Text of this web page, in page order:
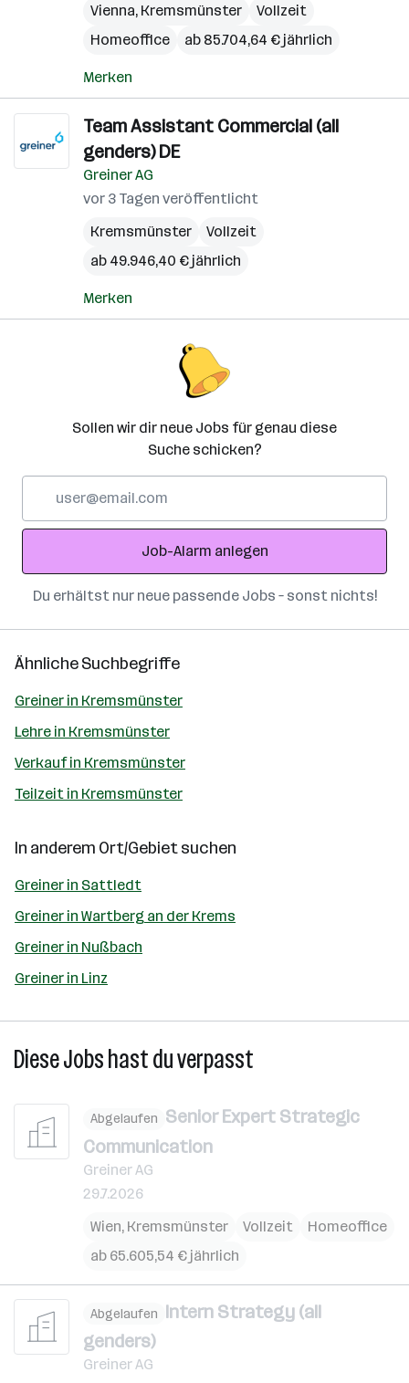
Vienna, Kremsmünster
Vollzeit
Homeoffice
ab 85.704,64 € jährlich
Merken
Team Assistant Commercial (all
genders) DE
Greiner AG
vor 3 Tagen veröffentlicht
Kremsmünster
Vollzeit
ab 49.946,40 € jährlich
Merken
Sollen wir dir neue Jobs für genau diese
Suche schicken?
Adresse
Job-Alarm anlegen
Du erhältst nur neue passende Jobs – sonst nichts!
Ähnliche Suchbegriffe
Greiner in Kremsmünster
Lehre in Kremsmünster
Verkauf in Kremsmünster
Teilzeit in Kremsmünster
In anderem Ort/Gebiet suchen
Greiner in Sattledt
Greiner in Wartberg an der Krems
Greiner in Nußbach
Greiner in Linz
Diese Jobs hast du verpasst
Abgelaufen Senior Expert Strategic
Communication
Greiner AG
29.7.2026
Wien, Kremsmünster Vollzeit
Homeoffice
ab 65.605,54 € jährlich
Abgelaufen Intern Strategy (all
genders)
Greiner AG